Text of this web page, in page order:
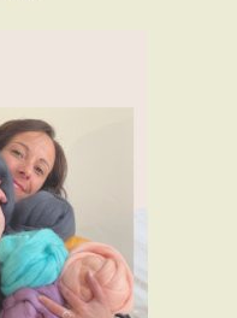
les ateliers-
de réservation